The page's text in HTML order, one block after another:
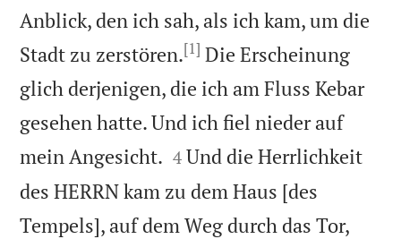
Anblick, den ich sah, als ich kam, um die
Stadt zu zerstören.[1] Die Erscheinung
glich derjenigen, die ich am Fluss Kebar
gesehen hatte. Und ich fiel nieder auf
mein Angesicht. 

4 Und die Herrlichkeit
des HERRN kam zu dem Haus [des
Tempels], auf dem Weg durch das Tor,